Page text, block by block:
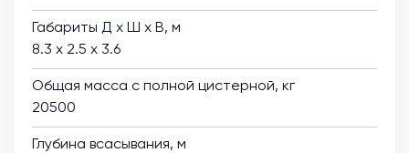
Габариты Д х Ш х В, м
8.3 х 2.5 х 3.6
Общая масса с полной цистерной, кг
20500
Глубина всасывания, м